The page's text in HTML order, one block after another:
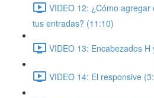
VIDEO 12: ¿Cómo
tus entradas? (11:10)
VIDEO 13: Encabezados
VIDEO 14: El responsive